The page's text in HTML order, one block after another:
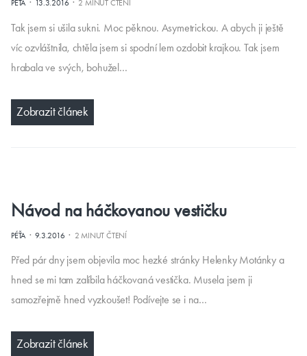
PÉŤA· 13.3.2016· 2 MINUT ČTENÍ
Tak jsem si ušila sukni. Moc pěknou. Asymetrickou. A abych ji ještě
víc ozvláštnila, chtěla jsem si spodní lem ozdobit krajkou. Tak jsem
hrabala ve svých, bohužel…
Zobrazit článek
Návod na háčkovanou vestičku
PÉŤA·9.3.2016· 2 MINUT ČTENÍ
Před pár dny jsem objevila moc hezké stránky Helenky Motánky a
hned se mi tam zalíbila háčkovaná vestička. Musela jsem ji
samozřejmě hned vyzkoušet! Podívejte se i na…
Zobrazit článek